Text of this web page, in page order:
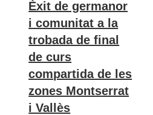
Èxit de germanor
i comunitat a la
trobada de final
de curs
compartida de les
zones Montserrat
i Vallès